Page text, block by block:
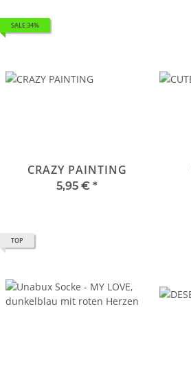
SALE 34%
CRAZY PAINTING
5,95 € *
TOP